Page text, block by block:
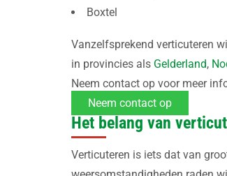
Boxtel
Vanzelfsprekend verticuteren
in provincies als Gelderland,
Neem contact op voor meer
Neem contact op
Het belang van
Verticuteren is iets dat van